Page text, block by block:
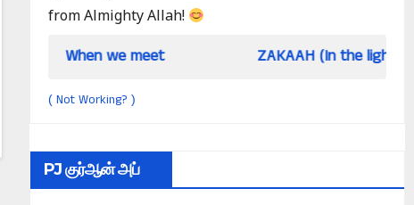
from Almighty Allah!
When we meet ZAKAAH (In the light of Qur an
( Not Working? )
PJ குர்ஆன் அப்